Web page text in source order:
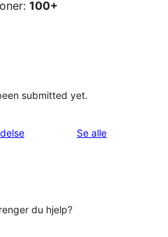
100+
submitted yet.
Se alleomtalene
du hjelp?